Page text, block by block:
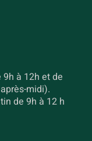
à 12h et de
midi).
de 9h à 12 h